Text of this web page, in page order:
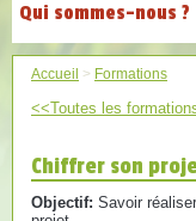
Qui sommes-nous ?
Accueil > Formations
<<Toutes les
Chiffrer son
Objectif: Savoir